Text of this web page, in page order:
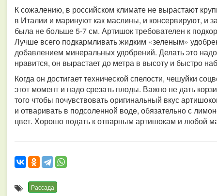
К сожалению, в российском климате не вырастают
в Италии и маринуют как маслины, и консервируют, и
была не больше 5-7 см. Артишок требователен к
Лучше всего подкармливать жидким «зеленым»
добавлением минеральных удобрений. Делать это
нравится, он вырастает до метра в высоту и быстро
Когда он достигает технической спелости, чешуйки
этот момент и надо срезать плоды. Важно не дать
того чтобы почувствовать оригинальный вкус
и отваривать в подсоленной воде, обязательно с
цвет. Хорошо подать к отварным артишокам и любой
Рассада